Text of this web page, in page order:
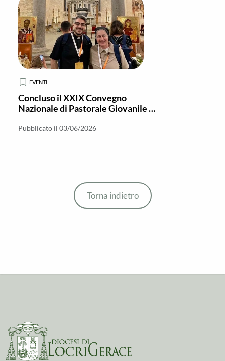
EVENTI
Concluso il XXIX Convegno
Nazionale di Pastorale Giovanile a
Pubblicato il 03/06/2026
Torna indietro